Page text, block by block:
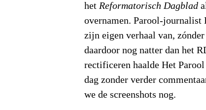
hetReformatorisch Dagblad
overnamen. Parool-journalist
zijn eigen verhaal van,
daardoor nog natter dan het
rectificeren haalde Het
dag zonder verder
we de screenshots nog.